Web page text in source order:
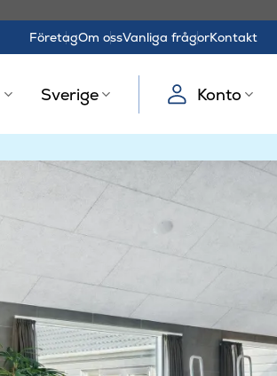
FöretagOm ossVanliga frågorKontakt
Sverige Konto